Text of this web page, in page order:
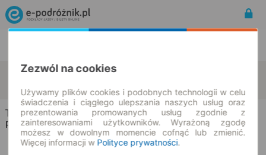
Tylice Sławkowo
07.08.2026 | -- : --
Tylice → Sławkowo
Rozkład jazdy i bilety
Zezwól na cookies
Używamy plików cookies i podobnych technologii w celu
świadczenia i ciągłego ulepszania naszych usług oraz
prezentowania promowanych usług zgodnie z
zainteresowaniami użytkowników. Wyrażoną zgodę
możesz w dowolnym momencie cofnąć lub zmienić.
Więcej informacji w Polityce prywatności.